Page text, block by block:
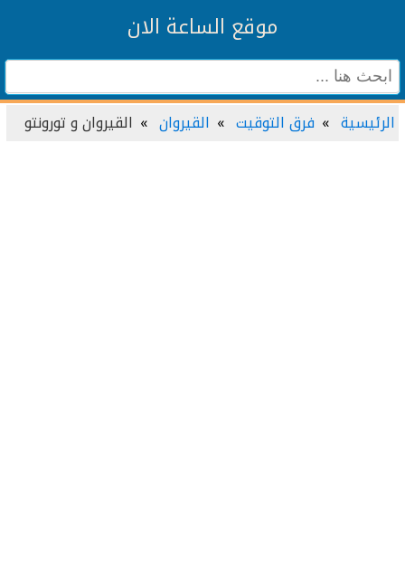
موقع الساعة الان
الرئيسية فرق التوقيت القيروان القيروان و تورونتو